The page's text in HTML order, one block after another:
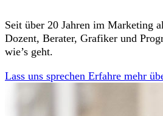
Seit über 20 Jahren im Marketing
Dozent, Berater, Grafiker und
wie’s geht.
Lass uns sprechen Erfahre mehr